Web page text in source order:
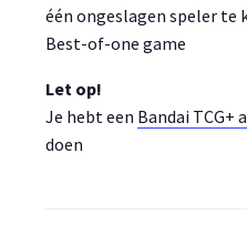
één ongeslagen speler te
Best-of-one game
Let op!
Je hebt een Bandai TCG+
doen